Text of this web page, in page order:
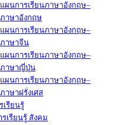
แผนการเรียนภาษาอังกฤษ–
ภาษาอังกฤษ
แผนการเรียนภาษาอังกฤษ–
ภาษาจีน
แผนการเรียนภาษาอังกฤษ–
ภาษาญี่ปุ่น
แผนการเรียนภาษาอังกฤษ–
ภาษาฝรั่งเศส
เรียนรู้
รเรียนรู้ สังคม